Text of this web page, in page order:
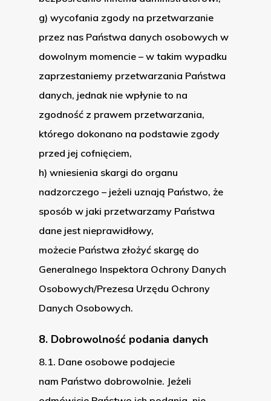
g) wycofania zgody na przetwarzanie
przez nas Państwa danych osobowych w
dowolnym momencie – w takim wypadku
zaprzestaniemy przetwarzania Państwa
danych, jednak nie wpłynie to na
zgodność z prawem przetwarzania,
którego dokonano na podstawie zgody
przed jej cofnięciem,
h) wniesienia skargi do organu
nadzorczego – jeżeli uznają Państwo, że
sposób w jaki przetwarzamy Państwa
dane jest nieprawidłowy,
możecie Państwa złożyć skargę do
Generalnego Inspektora Ochrony Danych
Osobowych/Prezesa Urzędu Ochrony
Danych Osobowych.
8. Dobrowolność podania danych
8.1. Dane osobowe podajecie
nam Państwo dobrowolnie. Jeżeli